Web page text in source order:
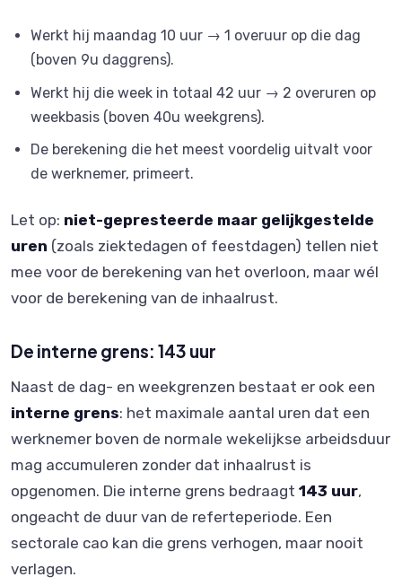
Werkt hij maandag 10 uur → 1 overuur op die dag
(boven 9u daggrens).
Werkt hij die week in totaal 42 uur → 2 overuren op
weekbasis (boven 40u weekgrens).
De berekening die het meest voordelig uitvalt voor
de werknemer, primeert.
Let op: niet-gepresteerde maar gelijkgestelde
uren (zoals ziektedagen of feestdagen) tellen niet
mee voor de berekening van het overloon, maar wél
voor de berekening van de inhaalrust.
De interne grens: 143 uur
Naast de dag- en weekgrenzen bestaat er ook een
interne grens: het maximale aantal uren dat een
werknemer boven de normale wekelijkse arbeidsduur
mag accumuleren zonder dat inhaalrust is
opgenomen. Die interne grens bedraagt 143 uur,
ongeacht de duur van de referteperiode. Een
sectorale cao kan die grens verhogen, maar nooit
verlagen.